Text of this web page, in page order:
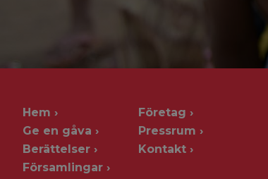
Hem
Ge en gåva
Berättelser
Församlingar
Företag
Pressrum
Kontakt